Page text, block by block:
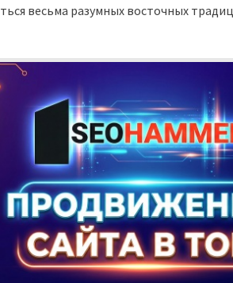
весьма разумных восточных